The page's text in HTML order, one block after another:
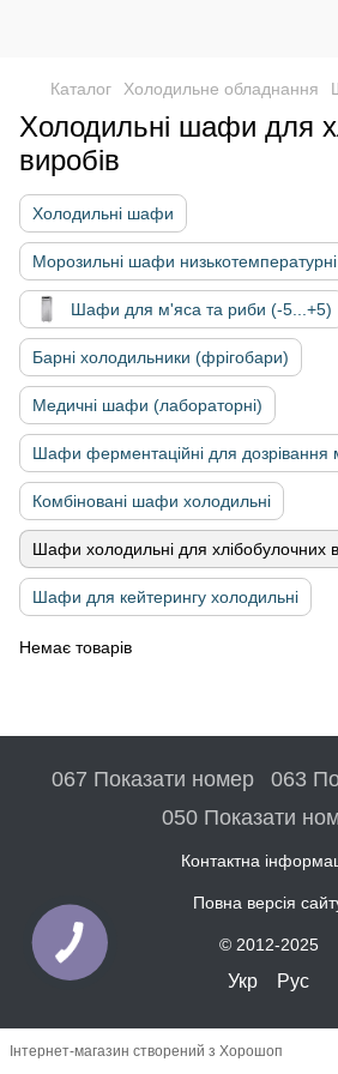
Каталог Холодильне обладнання
Холодильні шафи для
виробів
Холодильні шафи
Морозильні шафи низькотемпературні
Шафи для м'яса та риби (-5...+5)
Барні холодильники (фрігобари)
Медичні шафи (лабораторні)
Шафи ферментаційні для дозрівання
Комбіновані шафи холодильні
Шафи холодильні для хлібобулочних
Шафи для кейтерингу холодильні
Немає товарів
067 Показати номер
063
050 Показати
Контактна
Повна версія
© 2012-2025
Укр Рус
Інтернет-магазин створений з Хорошоп